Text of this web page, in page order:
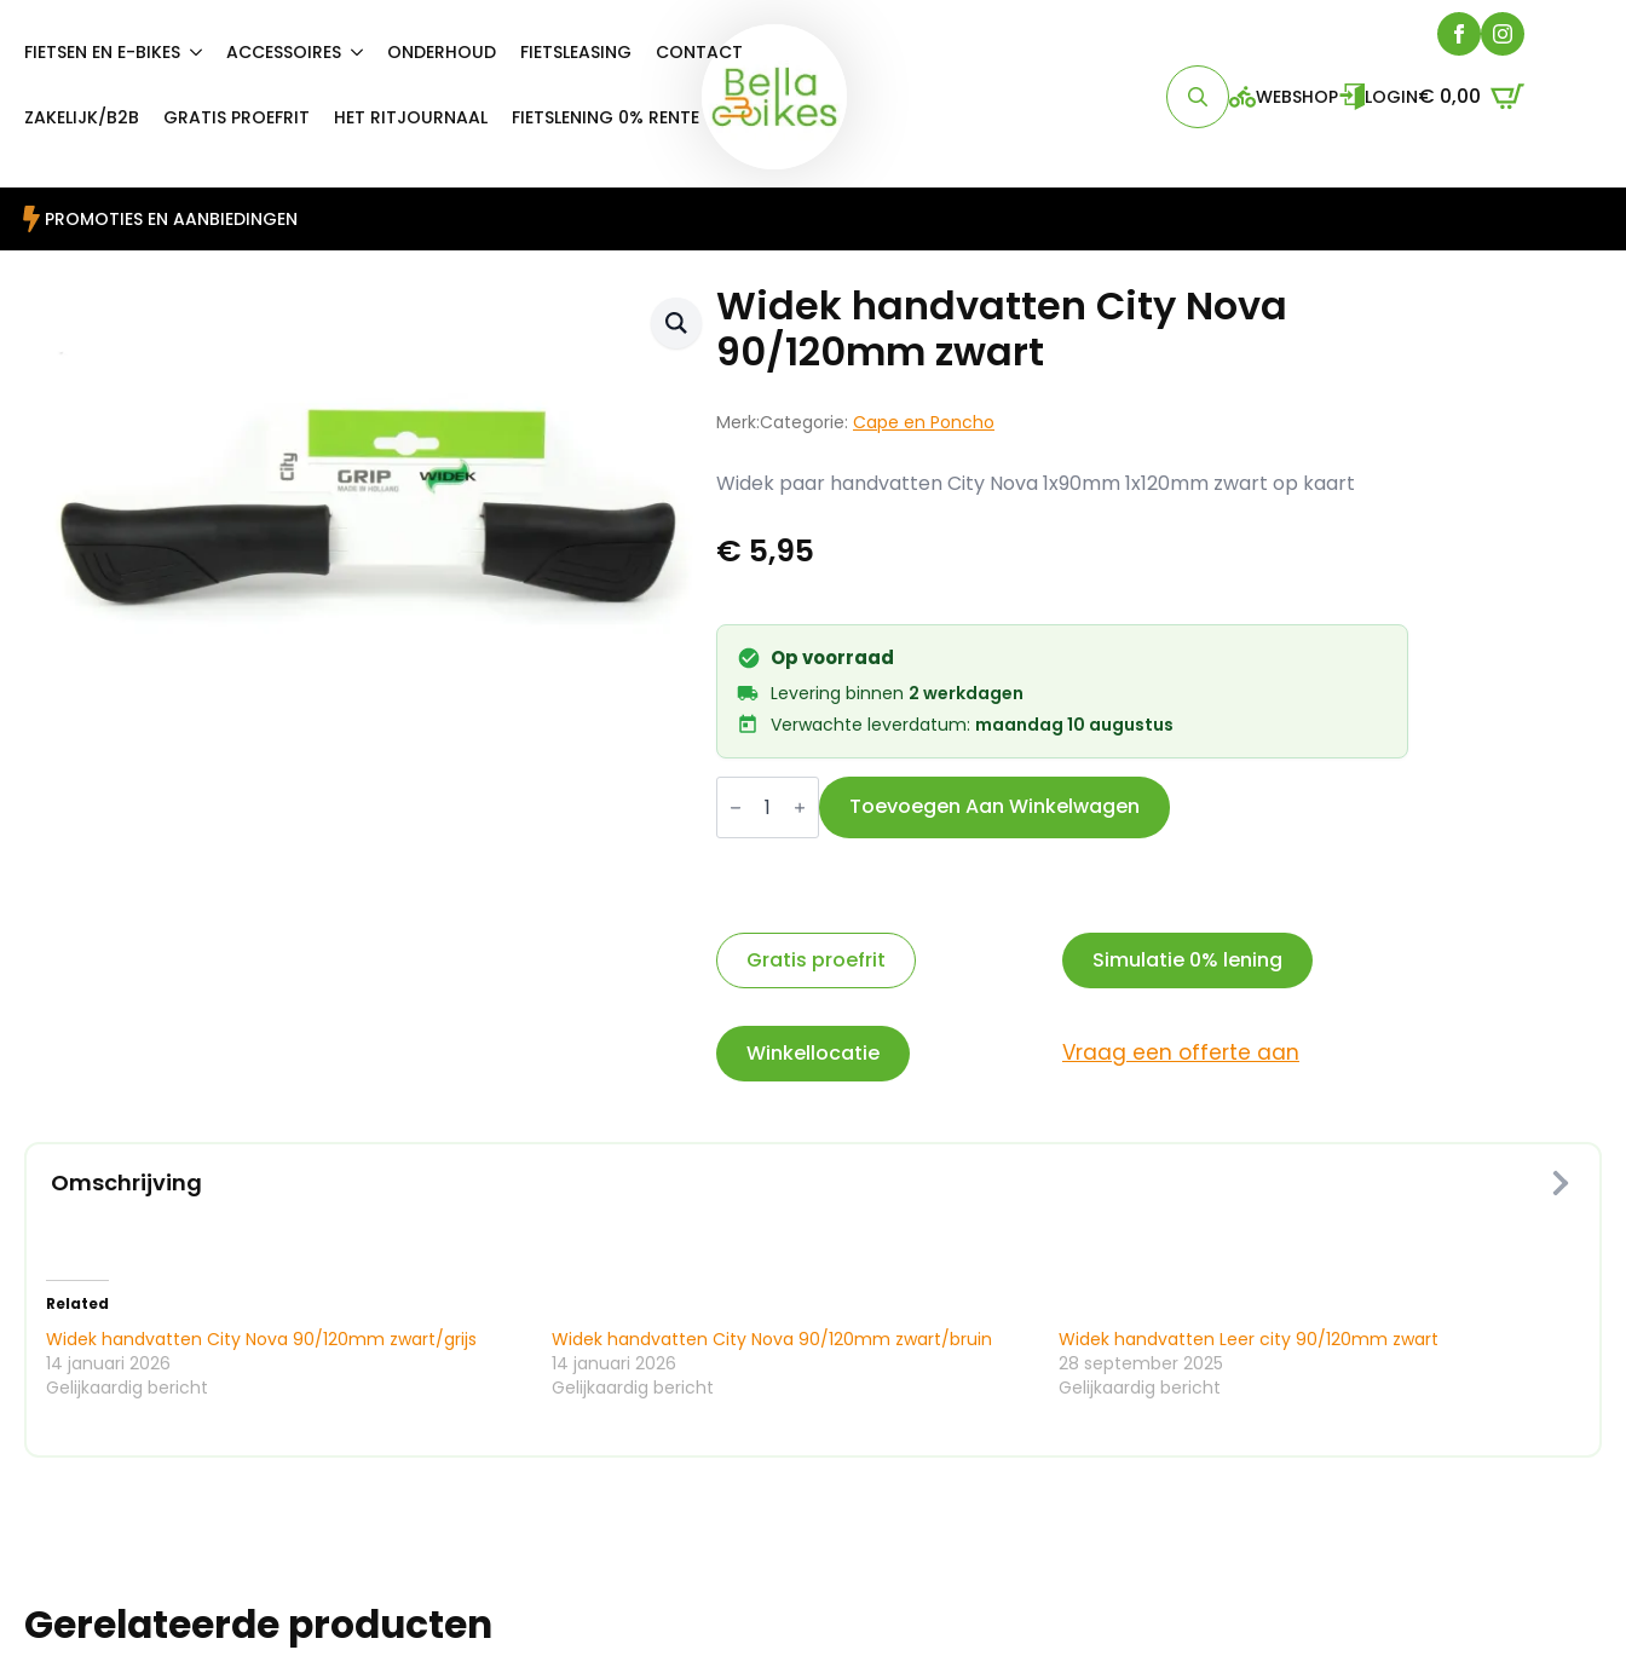
FIETSEN EN E-BIKES ACCESSOIRES ONDERHOUD FIETSLEASING CONTACT
ZAKELIJK/B2B GRATIS PROEFRIT HET RITJOURNAAL FIETSLENING 0% RENTE
WEBSHOP LOGIN€ 0,00
PROMOTIES EN AANBIEDINGEN
Widek handvatten City Nova
90/120mm zwart
Merk:Categorie: Cape en Poncho
Widek paar handvatten City Nova 1x90mm 1x120mm zwart op kaart
€ 5,95
Op voorraad
Levering binnen 2 werkdagen
Verwachte leverdatum: maandag 10 augustus
Widek
handvatten
Nova
Toevoegen Aan Winkelwagen
Gratis proefrit Simulatie 0% lening
Winkellocatie Vraag een offerte aan
Omschrijving
Related
Widek handvatten City Nova 90/120mm zwart/grijs
14 januari 2026
Gelijkaardig bericht
Widek handvatten City Nova 90/120mm zwart/bruin
14 januari 2026
Gelijkaardig bericht
Widek handvatten Leer city 90/120mm zwart
28 september 2025
Gelijkaardig bericht
Gerelateerde producten